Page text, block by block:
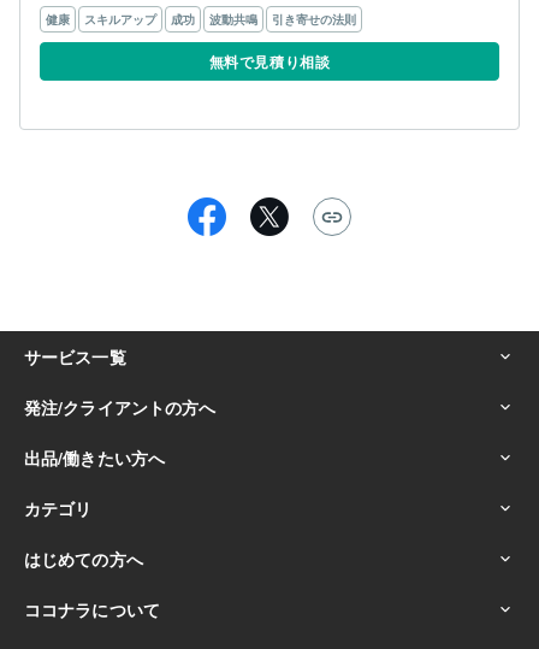
健康 スキルアップ 成功 波動共鳴 引き寄せの法則
無料で見積り相談